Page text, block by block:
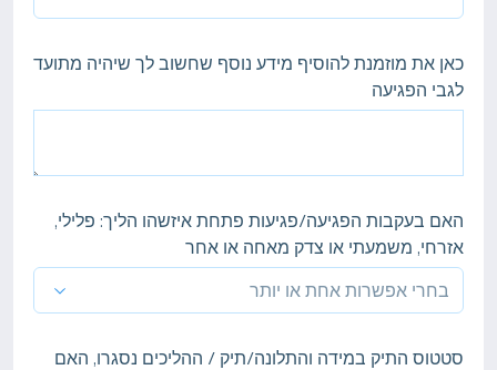
כאן את מוזמנת להוסיף מידע נוסף שחשוב לך שיהיה מתועד
לגבי הפגיעה
האם בעקבות הפגיעה/פגיעות פתחת איזשהו הליך: פלילי,
אזרחי, משמעתי או צדק מאחה או אחר
סטטוס התיק במידה והתלונה/תיק / ההליכים נסגרו, האם